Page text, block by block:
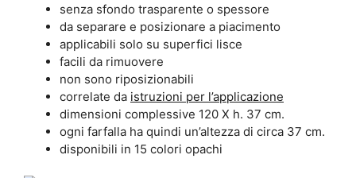
senza sfondo trasparente o spessore
da separare e posizionare a piacimento
applicabili solo su superfici lisce
facili da rimuovere
non sono riposizionabili
correlate da istruzioni per l’applicazione
dimensioni complessive 120 X h. 37 cm.
ogni farfalla ha quindi un’altezza di circa 37 cm.
disponibili in 15 colori opachi